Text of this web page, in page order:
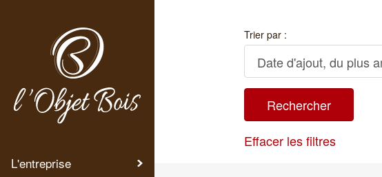
L'entreprise
Trier par :
Effacer les filtres